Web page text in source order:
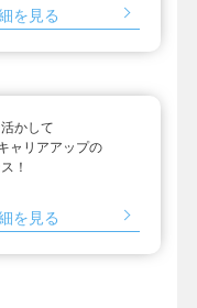
を見る
かして
ャリアアップの
！
を見る